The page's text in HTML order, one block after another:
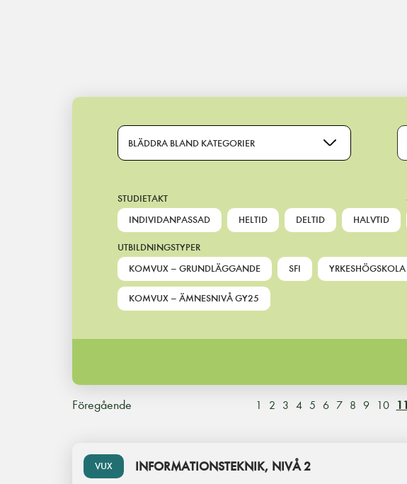
Main Navigation
BLÄDDRA BLAND KATEGORIER
STUDIETAKT
INDIVIDANPASSAD
HELTID DELTID HALVTID
UTBILDNINGSTYPER
KOMVUX – GRUNDLÄGGANDE
SFI YRKESHÖGSKOLA
KOMVUX – ÄMNESNIVÅ GY25
Föregående 1 2 3 4 5 6 7 8 9 10 11
VUX INFORMATIONSTEKNIK, NIVÅ 2